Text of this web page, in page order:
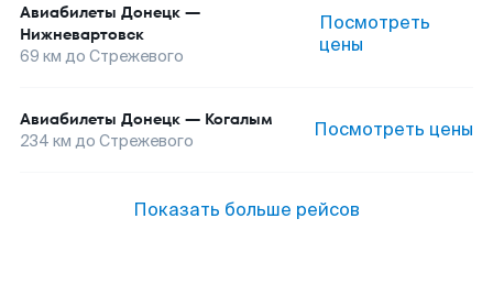
Авиабилеты Донецк —
Нижневартовск
69 км до Стрежевого
Посмотреть
цены
Авиабилеты Донецк — Когалым
234 км до Стрежевого Посмотреть цены
Показать больше рейсов